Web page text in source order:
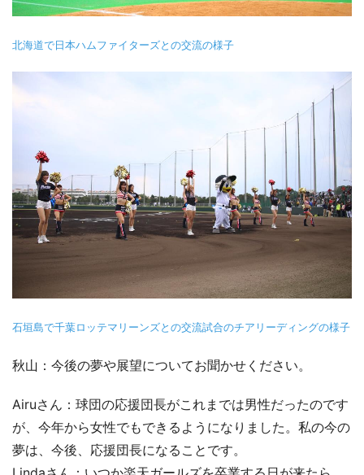
北海道で日本ハムファイターズとの交流の様子
石垣島で千葉ロッテマリーンズとの交流試合のチアリーディングの様子
秋山：今後の夢や展望についてお聞かせください。
Airuさん：球団の応援団長がこれまでは男性だったのです
が、今年から女性でもできるようになりました。私の今の
夢は、今後、応援団長になることです。